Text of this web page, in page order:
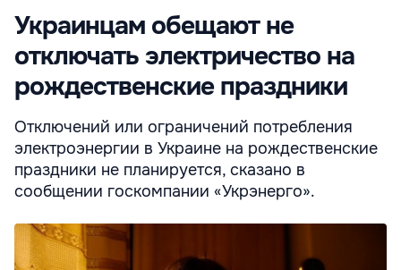
Украинцам обещают не
отключать электричество на
рождественские праздники
Отключений или ограничений потребления
электроэнергии в Украине на рождественские
праздники не планируется, сказано в
сообщении госкомпании «Укрэнерго».